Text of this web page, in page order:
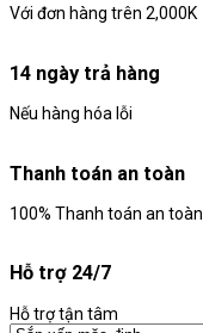
Với đơn hàng trên 2,000K
14 ngày trả hàng
Nếu hàng hóa lỗi
Thanh toán an toàn
100% Thanh toán an toàn
Hỗ trợ 24/7
Hỗ trợ tận tâm